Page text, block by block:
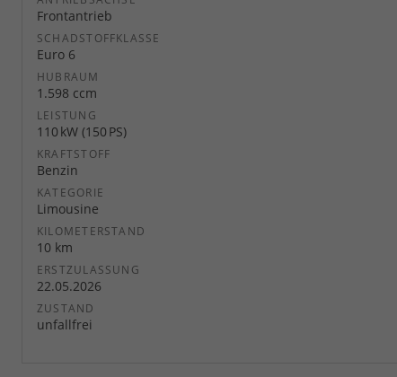
Frontantrieb
SCHADSTOFFKLASSE
Euro 6
HUBRAUM
1.598 ccm
LEISTUNG
110 kW (150 PS)
KRAFTSTOFF
Benzin
KATEGORIE
Limousine
KILOMETERSTAND
10 km
ERSTZULASSUNG
22.05.2026
ZUSTAND
unfallfrei